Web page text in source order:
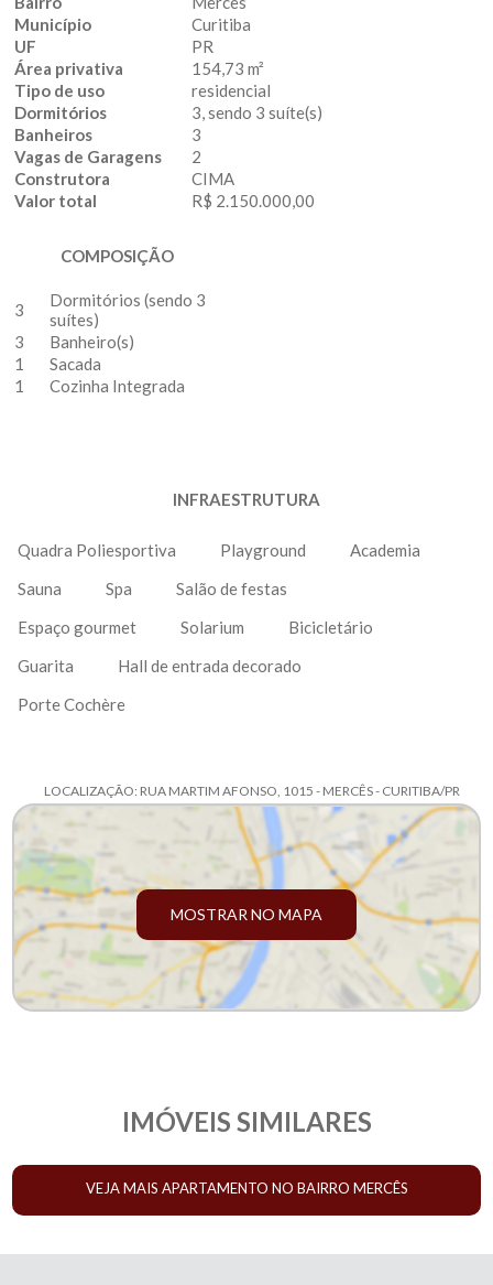
Município
Curitiba
UF
PR
Área privativa
154,73 m²
Tipo de uso
residencial
Dormitórios
3, sendo 3 suíte(s)
Banheiros
3
Vagas de Garagens
2
Construtora
CIMA
Valor total
R$ 2.150.000,00
COMPOSIÇÃO
3
Dormitórios (sendo 3
suítes)
3
Banheiro(s)
1
Sacada
1
Cozinha Integrada
INFRAESTRUTURA
Quadra Poliesportiva Playground
Academia
Sauna
Spa
Salão de festas
Espaço gourmet
Solarium
Bicicletário
Guarita
Hall de entrada decorado
Porte Cochère
LOCALIZAÇÃO: RUA MARTIM AFONSO, 1015 - MERCÊS - CURITIBA/PR
MOSTRAR NO MAPA
IMÓVEIS SIMILARES
VEJA MAIS APARTAMENTO NO BAIRRO MERCÊS